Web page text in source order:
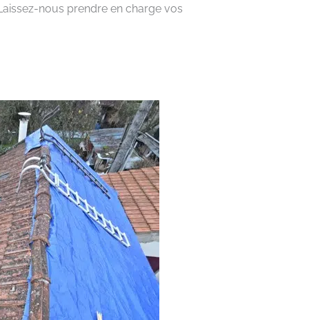
nous prendre en charge vos